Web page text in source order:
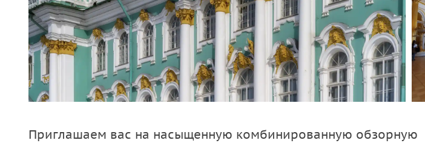
Приглашаем вас на насыщенную комбинированную обзорную